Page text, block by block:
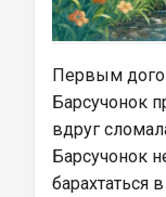
Первым
Барсучонок
вдруг
Барсучонок
барахтаться